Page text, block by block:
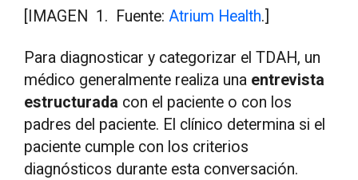
[IMAGEN 1. Fuente:Atrium Health.]
Para diagnosticar y categorizar el TDAH, un
médico generalmente realiza una entrevista
estructurada con el paciente o con los
padres del paciente. El clínico determina si el
paciente cumple con los criterios
diagnósticos durante esta conversación.